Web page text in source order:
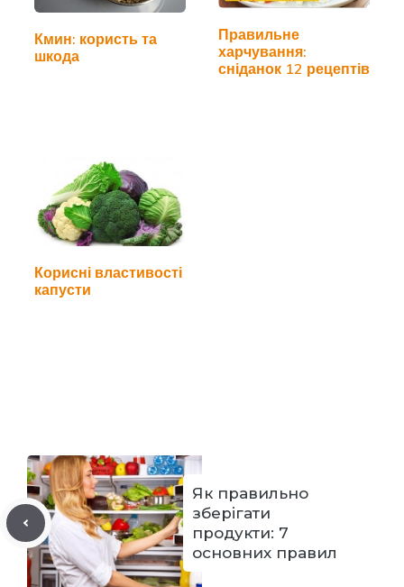
Кмин: користь та
шкода
Правильне
харчування:
сніданок 12 рецептів
Корисні властивості
капусти
Як правильно
зберігати
продукти: 7
основних правил